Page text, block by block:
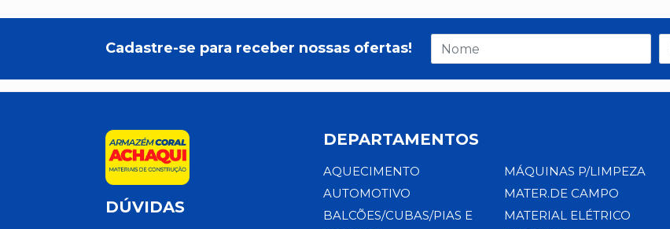
Cadastre-se para receber nossas ofertas!
DÚVIDAS
DEPARTAMENTOS
AQUECIMENTO
AUTOMOTIVO
BALCÕES/CUBAS/PIAS E
MÁQUINAS P/LIMPEZA
MATER.DE CAMPO
MATERIAL ELÉTRICO